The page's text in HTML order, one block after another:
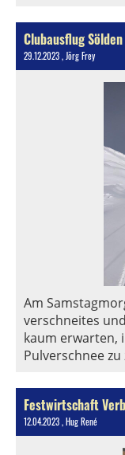
Clubausflug
29.12.2023, Jörg Frey
Am
verschneites
kaum erwarten,
Pulverschnee zu
Festwirtschaft
12.04.2023, Hug René